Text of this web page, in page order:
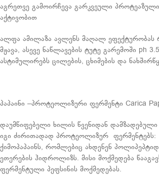
აგრეთვე გამოირჩევა გარკვეული
აქტივობით
ალფა ამილაზა ავლენს მაღალ ეფექტურობას
მჟავა, ასევე ნაწლავების ტუტე გარემოში ph
ასტიმულირებს ცილების, ცხიმების და
პაპაინი –პროტეოლიზური ფერმენტი Carica
დაუმწიფებელი ხილის წვენიდან დამზადებული
იგი ძირითადად პროტეოლიზურ ფერმენტებს:
ქიმოპაპაინს, რომლებიც ახდენენ
ეთერების ჰიდროლიზს. მისი მოქმედება
ფერმენტული პეფსინის მოქმედებას.